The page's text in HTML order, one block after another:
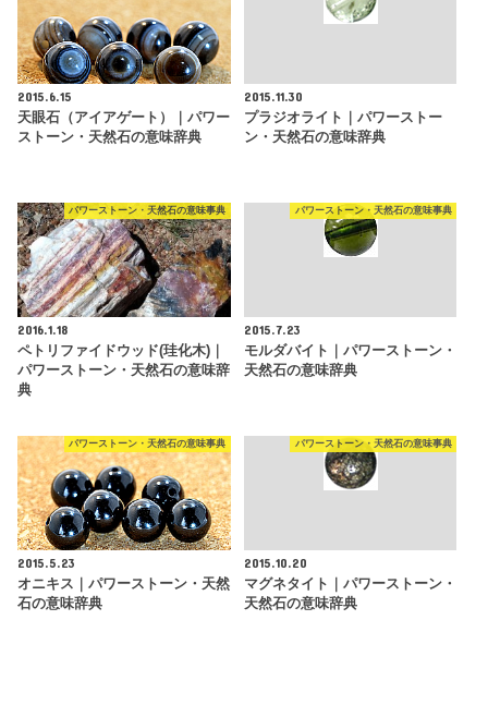
2015.6.15
天眼石（アイアゲート）｜パワー
ストーン・天然石の意味辞典
2015.11.30
プラジオライト｜パワーストー
ン・天然石の意味辞典
パワーストーン・天然石の意味事典
2016.1.18
ペトリファイドウッド(珪化木)｜
パワーストーン・天然石の意味辞
典
パワーストーン・天然石の意味事典
2015.7.23
モルダバイト｜パワーストーン・
天然石の意味辞典
パワーストーン・天然石の意味事典
2015.5.23
オニキス｜パワーストーン・天然
石の意味辞典
パワーストーン・天然石の意味事典
2015.10.20
マグネタイト｜パワーストーン・
天然石の意味辞典